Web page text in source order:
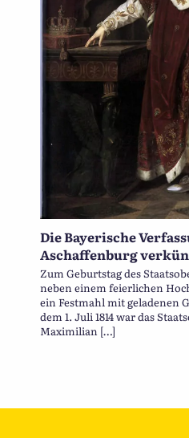
Die Bayerische
Aschaffenburg
Zum Geburtstag des
neben einem feierlichen
ein Festmahl mit geladenen
dem 1. Juli 1814 war das
Maximilian […]